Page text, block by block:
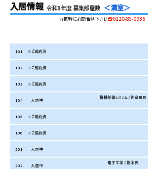
入居情報 令和8年度 募集部屋数 ＜満室＞
お気軽にお問合せ下さい☎0120-85-0936
101 ※ご成約済
102 ※ご成約済
103 ※ご成約済
104 入居中
機械制御システム / 神奈川県
105 ※ご成約済
106 ※ご成約済
201 入居中
202 入居中
電子工学 / 栃木県